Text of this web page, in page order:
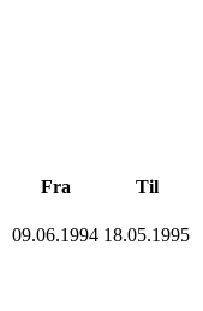
Fra
Til
09.06.1994 18.05.1995